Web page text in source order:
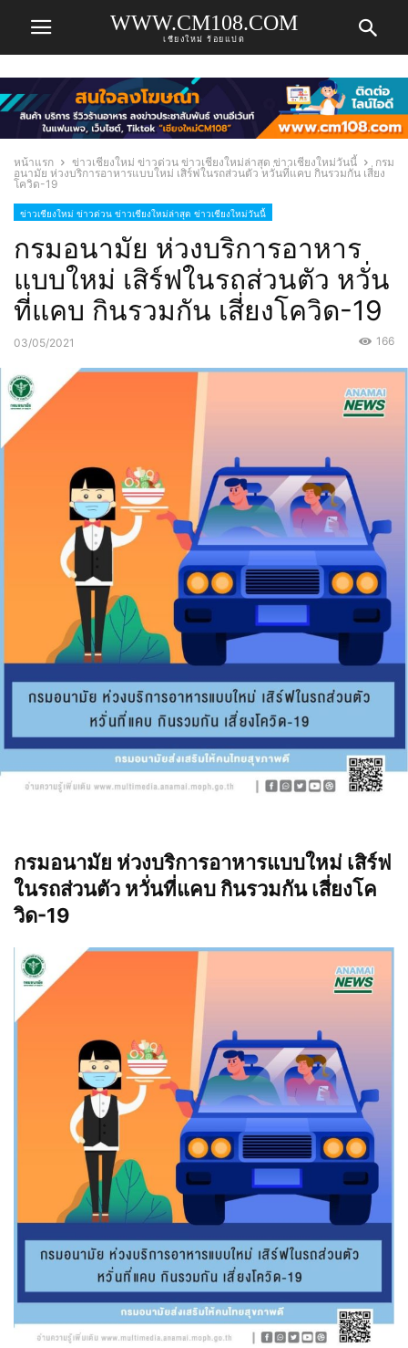
WWW.CM108.COM
เชียงใหม่ ร้อยแปด
หน้าแรก ข่าวเชียงใหม่ ข่าวด่วน ข่าวเชียงใหม่ล่าสุด ข่าวเชียงใหม่วันนี้
กรม
อนามัย ห่วงบริการอาหารแบบใหม่ เสิร์ฟในรถส่วนตัว หวั่นที่แคบ กินรวมกัน เสี่ยง
โควิด-19
ข่าวเชียงใหม่ ข่าวด่วน ข่าวเชียงใหม่ล่าสุด ข่าวเชียงใหม่วันนี้
กรมอนามัย ห่วงบริการอาหาร
แบบใหม่ เสิร์ฟในรถส่วนตัว หวั่น
ที่แคบ กินรวมกัน เสี่ยงโควิด-19
03/05/2021 166
กรมอนามัย ห่วงบริการอาหารแบบใหม่ เสิร์ฟ
ในรถส่วนตัว หวั่นที่แคบ กินรวมกัน เสี่ยงโค
วิด-19